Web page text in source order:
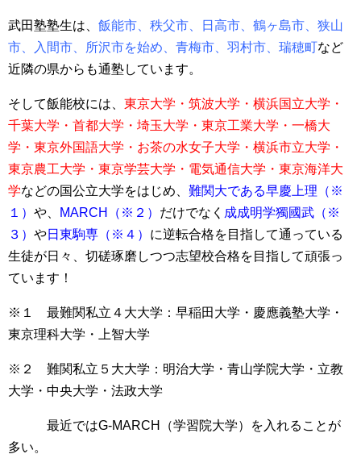
武田塾塾生は、 飯能市、秩父市、日高市、鶴ヶ島市、狭山
市、入間市、所沢市を始め、青梅市、羽村市、瑞穂町など
近隣の県からも通塾しています。
そして飯能校には、 東京大学・筑波大学・横浜国立大学・
千葉大学・首都大学・埼玉大学・ 東京工業大学・一橋大
学・東京外国語大学・お茶の水女子大学・横浜市立大学・
東京農工大学・東京学芸大学・電気通信大学・東京海洋大
学などの国公立大学をはじめ、 難関大である早慶上理（※
１ ） や、 MARCH（※２） だけでなく 成成明学獨國武（※
３） や日東駒専（※４） に逆転合格を目指して通っている
生徒が日々、切磋琢磨しつつ志望校合格を目指して頑張っ
ています！
※１ 最難関私立４大大学：早稲田大学・慶應義塾大学・
東京理科大学・上智大学
※２ 難関私立５大大学：明治大学・青山学院大学・立教
大学・中央大学・法政大学
最近ではG-MARCH（学習院大学）を入れることが
多い。